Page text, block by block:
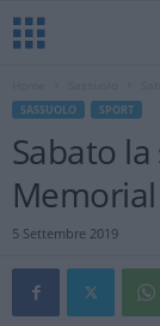
SASSUOLO SPORT
Sabato
Memorial
5 Settembre 2019